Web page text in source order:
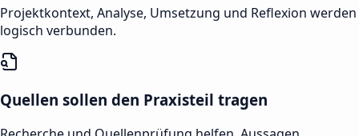
Projektkontext, Analyse, Umsetzung und Reflexion werden
logisch verbunden.
Quellen sollen den Praxisteil tragen